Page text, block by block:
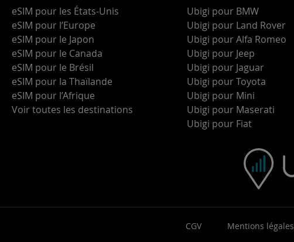
eSIM pour les États-Unis
eSIM pour l’Europe
eSIM pour le Japon
eSIM pour le Canada
eSIM pour le Brésil
eSIM pour la Thaïlande
eSIM pour l’Afrique
Voir toutes les destinations
Ubigi pour BMW
Ubigi pour Land Rover
Ubigi pour Alfa Romeo
Ubigi pour Jeep
Ubigi pour Jaguar
Ubigi pour Toyota
Ubigi pour Mini
Ubigi pour Maserati
Ubigi pour Fiat
CGV Mentions légales